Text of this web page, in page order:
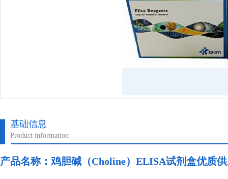
基础信息
Product information
产品名称： 鸡胆碱（Choline）ELISA试剂盒优质